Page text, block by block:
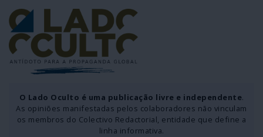
O Lado Oculto é uma publicação livre e independente.
As opiniões manifestadas pelos colaboradores não vinculam
os membros do Colectivo Redactorial, entidade que define a
linha informativa.